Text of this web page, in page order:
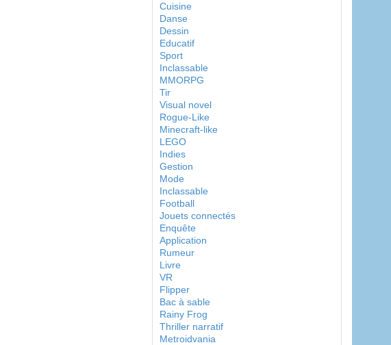
Cuisine
Danse
Dessin
Educatif
Sport
Inclassable
MMORPG
Tir
Visual novel
Rogue-Like
Minecraft-like
LEGO
Indies
Gestion
Mode
Inclassable
Football
Jouets connectés
Enquête
Application
Rumeur
Livre
VR
Flipper
Bac à sable
Rainy Frog
Thriller narratif
Metroidvania